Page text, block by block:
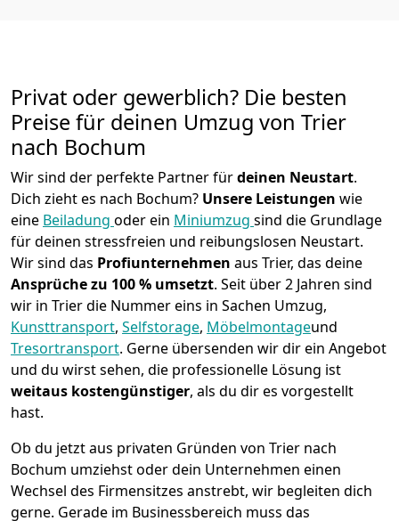
Privat oder gewerblich? Die besten
Preise für deinen Umzug von Trier
nach Bochum
Wir sind der perfekte Partner fürdeinen Neustart.
Dich zieht es nach Bochum? Unsere Leistungen wie
eine Beiladung oder ein Miniumzug sind die Grundlage
für deinen stressfreien und reibungslosen Neustart.
Wir sind das Profiunternehmen aus Trier, das deine
Ansprüche zu 100 % umsetzt. Seit über 2 Jahren sind
wir in Trier die Nummer eins in Sachen Umzug,
Kunsttransport, Selfstorage, Möbelmontageund
Tresortransport. Gerne übersenden wir dir ein Angebot
und du wirst sehen, die professionelle Lösung ist
weitaus kostengünstiger, als du dir es vorgestellt
hast.
Ob du jetzt aus privaten Gründen von Trier nach
Bochum umziehst oder dein Unternehmen einen
Wechsel des Firmensitzes anstrebt, wir begleiten dich
gerne. Gerade im Businessbereich muss das